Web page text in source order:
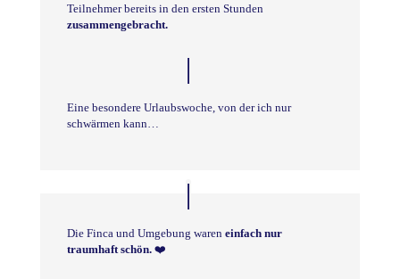
Teilnehmer bereits in den ersten Stunden
zusammengebracht.
Eine besondere Urlaubswoche, von der ich nur
schwärmen kann…
Die Finca und Umgebung waren einfach nur
traumhaft schön.❤️